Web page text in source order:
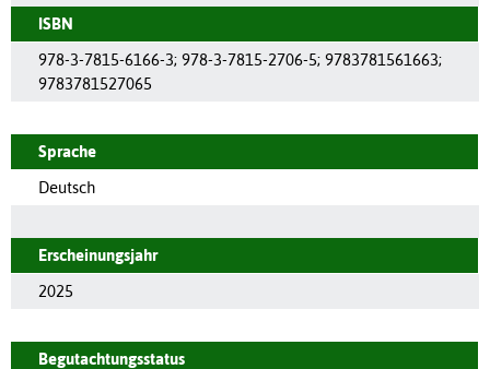
ISBN
978-3-7815-6166-3; 978-3-7815-2706-5; 9783781561663;
9783781527065
Sprache
Deutsch
Erscheinungsjahr
2025
Begutachtungsstatus